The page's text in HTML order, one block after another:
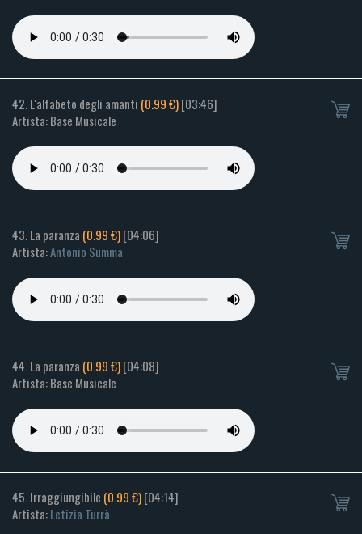
42. L'alfabeto degli amanti (0.99 €)[03:46]
Artista: Base Musicale
43. La paranza (0.99 €)[04:06]
Artista:Antonio Summa
44. La paranza (0.99 €)[04:08]
Artista: Base Musicale
45. Irraggiungibile (0.99 €)[04:14]
Artista:Letizia Turrà